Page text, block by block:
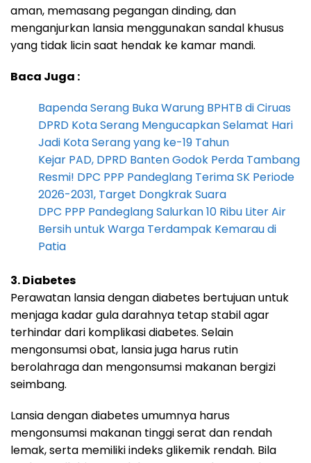
aman, memasang pegangan dinding, dan
menganjurkan lansia menggunakan sandal khusus
yang tidak licin saat hendak ke kamar mandi.
Baca Juga :
Bapenda Serang Buka Warung BPHTB di Ciruas
DPRD Kota Serang Mengucapkan Selamat Hari
Jadi Kota Serang yang ke-19 Tahun
Kejar PAD, DPRD Banten Godok Perda Tambang
Resmi! DPC PPP Pandeglang Terima SK Periode
2026-2031, Target Dongkrak Suara
DPC PPP Pandeglang Salurkan 10 Ribu Liter Air
Bersih untuk Warga Terdampak Kemarau di
Patia
3. Diabetes
Perawatan lansia dengan diabetes bertujuan untuk
menjaga kadar gula darahnya tetap stabil agar
terhindar dari komplikasi diabetes. Selain
mengonsumsi obat, lansia juga harus rutin
berolahraga dan mengonsumsi makanan bergizi
seimbang.
Lansia dengan diabetes umumnya harus
mengonsumsi makanan tinggi serat dan rendah
lemak, serta memiliki indeks glikemik rendah. Bila